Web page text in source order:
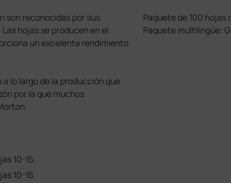
son reconocidas por sus
hojas se producen en el
un excelente rendimiento
lo largo de la producción que
por la que muchos
10-15.
10-15.
Paquete de 100 hojas
Paquete multilingüe: